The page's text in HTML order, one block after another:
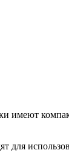
имеют
для